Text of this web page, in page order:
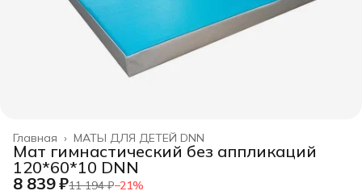
МАТЫ ДЛЯ ДЕТЕЙ DNN
Главная ›
Мат гимнастический без аппликаций
120*60*10 DNN
8 839 ₽11 194 ₽−21%